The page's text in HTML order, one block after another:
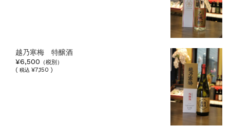
越乃寒梅 特醸酒
¥6,500 （税別）
( 税込 ¥7,150 )